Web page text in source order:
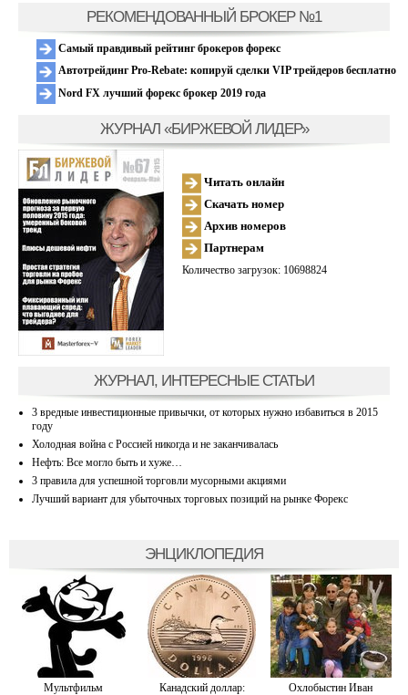
РЕКОМЕНДОВАННЫЙ БРОКЕР №1
Самый правдивый рейтинг брокеров форекс
Автотрейдинг Pro-Rebate: копируй сделки VIP трейдеров бесплатно
Nord FX лучший форекс брокер 2019 года
ЖУРНАЛ «БИРЖЕВОЙ ЛИДЕР»
Читать онлайн
Скачать номер
Архив номеров
Партнерам
Количество загрузок: 10698824
ЖУРНАЛ, ИНТЕРЕСНЫЕ СТАТЬИ
3 вредные инвестиционные привычки, от которых нужно избавиться в 2015
году
Холодная война с Россией никогда и не заканчивалась
Нефть: Все могло быть и хуже…
3 правила для успешной торговли мусорными акциями
Лучший вариант для убыточных торговых позиций на рынке Форекс
ЭНЦИКЛОПЕДИЯ
Мультфильм Канадский доллар: Охлобыстин Иван